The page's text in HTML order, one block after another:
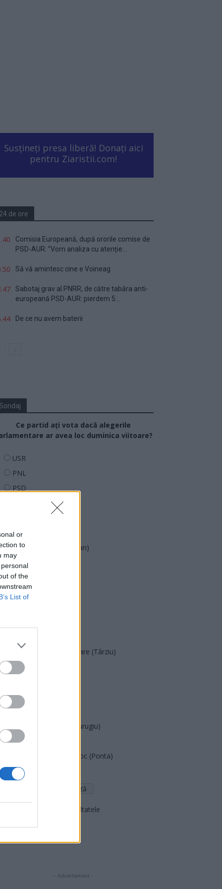
or
to
may
of the
List of
Susțineți presa liberă! Donați aici
pentru Ziaristii.com!
24 de ore
Comisia Europeană, după ororile comise de
PSD-AUR: ”Vom analiza cu atenție...
Să vă amintesc cine e Voineag
Sabotaj grav al PNRR, de către tabăra anti-
europeană PSD-AUR: pierdem 5...
De ce nu avem baterii
Ce partid ați vota dacă alegerile
ar avea loc duminica viitoare?
USR
PNL
PSD
PMP (Tomac)
Forța Dreptei (L. Orban)
PNȚMM
REPER
SENS
Acțiunea Conservatoare (Târziu)
PDF (Lazarus)
PNȚCD (Pavelescu)
PNCR (Terheș)
Partidul Patrioților (Surugiu)
FAR (Coarnă)
România pe Primul Loc (Ponta)
Altul
Arată rezultatele
- Advertisment -